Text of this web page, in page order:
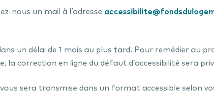
nous un mail à l’adresse
un délai de 1 mois au plus tard. Pour remédier au
correction en ligne du défaut d’accessibilité sera
sera transmise dans un format accessible selon